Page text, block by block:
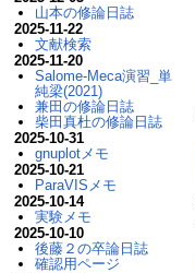
山本の修論日誌
2025-11-22
文献検索
2025-11-20
Salome-Meca演習_単
純梁(2021)
兼田の修論日誌
柴田真杜の修論日誌
2025-10-31
gnuplotメモ
2025-10-21
ParaVISメモ
2025-10-14
実験メモ
2025-10-10
後藤２の卒論日誌
確認用ページ